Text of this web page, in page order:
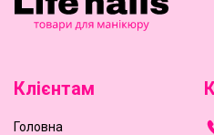
Клієнтам
Головна